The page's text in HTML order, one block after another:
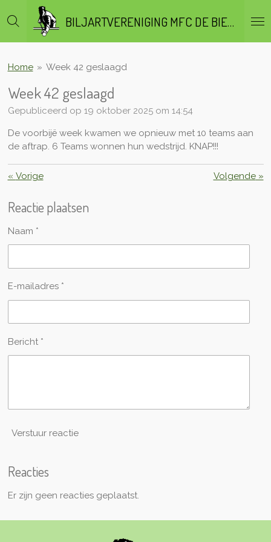
direct
hoofdinhoud
BILJARTVERENIGING MFC DE BIEZEN
Home » Week 42 geslaagd
Week 42 geslaagd
Gepubliceerd op 19 oktober 2025 om 14:54
De voorbijë week kwamen we opnieuw met 10 teams aan
de aftrap. 6 Teams wonnen hun wedstrijd. KNAP!!!
« Vorige Volgende»
Reactie plaatsen
Naam *
E-mailadres *
Bericht *
Verstuur reactie
Reacties
Er zijn geen reacties geplaatst.